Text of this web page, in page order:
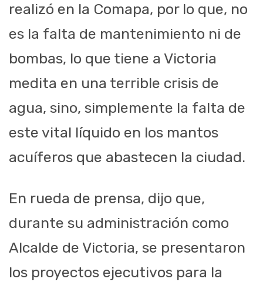
realizó en la Comapa, por lo que, no
es la falta de mantenimiento ni de
bombas, lo que tiene a Victoria
medita en una terrible crisis de
agua, sino, simplemente la falta de
este vital líquido en los mantos
acuíferos que abastecen la ciudad.
En rueda de prensa, dijo que,
durante su administración como
Alcalde de Victoria, se presentaron
los proyectos ejecutivos para la